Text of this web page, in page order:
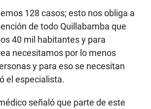
128 casos; esto nos obliga a
de todo Quillabamba que
40 mil habitantes y para
necesitamos por lo menos
y para eso se necesitan
el especialista.
señaló que parte de este